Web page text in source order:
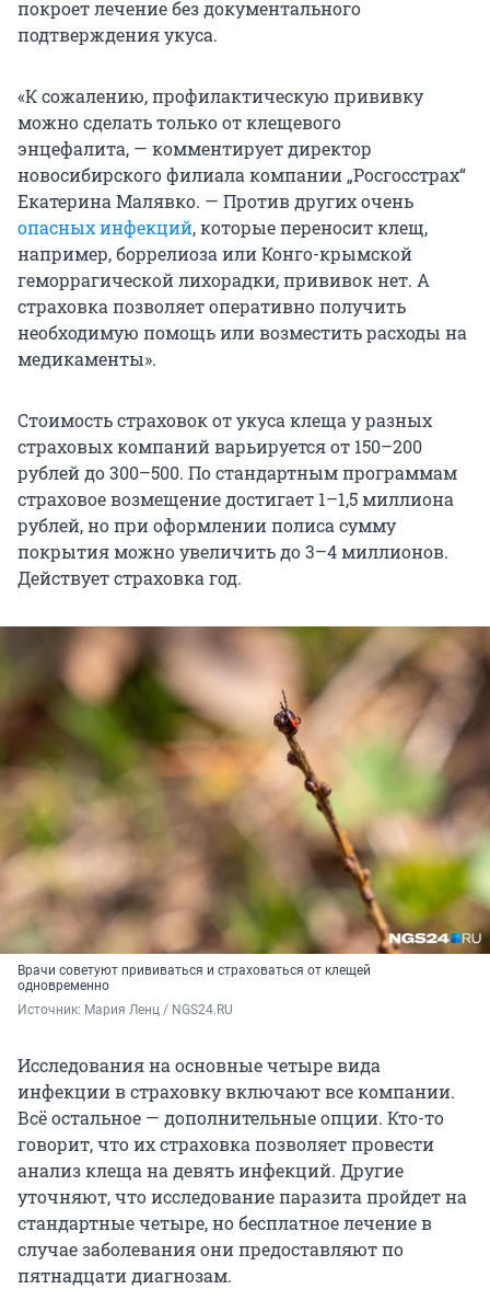
покроет лечение без документального
подтверждения укуса.
«К сожалению, профилактическую прививку
можно сделать только от клещевого
энцефалита, — комментирует директор
новосибирского филиала компании „Росгосстрах“
Екатерина Малявко. — Против других очень
опасных инфекций, которые переносит клещ,
например, боррелиоза или Конго-крымской
геморрагической лихорадки, прививок нет. А
страховка позволяет оперативно получить
необходимую помощь или возместить расходы на
медикаменты».
Стоимость страховок от укуса клеща у разных
страховых компаний варьируется от 150–200
рублей до 300–500. По стандартным программам
страховое возмещение достигает 1–1,5 миллиона
рублей, но при оформлении полиса сумму
покрытия можно увеличить до 3–4 миллионов.
Действует страховка год.
Врачи советуют прививаться и страховаться от клещей
одновременно
Источник: Мария Ленц / NGS24.RU
Исследования на основные четыре вида
инфекции в страховку включают все компании.
Всё остальное — дополнительные опции. Кто-то
говорит, что их страховка позволяет провести
анализ клеща на девять инфекций. Другие
уточняют, что исследование паразита пройдет на
стандартные четыре, но бесплатное лечение в
случае заболевания они предоставляют по
пятнадцати диагнозам.